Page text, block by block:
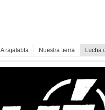
A rajatabla Nuestra tierra Lucha